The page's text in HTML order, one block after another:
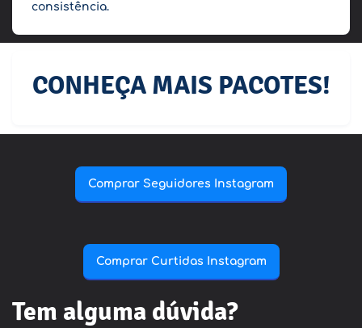
consistência.
CONHEÇA MAIS PACOTES!
Comprar Seguidores Instagram
Comprar Curtidas Instagram
Tem alguma dúvida?